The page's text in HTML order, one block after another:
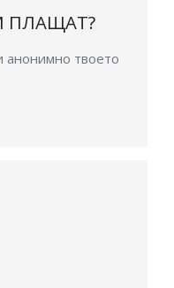
ПЛАЩАТ?
анонимно твоето